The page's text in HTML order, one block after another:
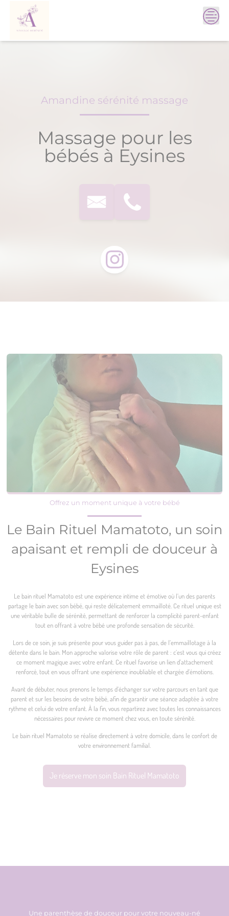
content
Amandine sérénité massage
Massage pour les
bébés à Eysines
Offrez un moment unique à votre bébé
Le Bain Rituel Mamatoto, un soin
apaisant et rempli de douceur à
Eysines
Le bain rituel Mamatoto est une expérience intime et émotive où l’un des parents
partage le bain avec son bébé, qui reste délicatement emmailloté. Ce rituel unique est
une véritable bulle de sérénité, permettant de renforcer la complicité parent-enfant
tout en offrant à votre bébé une profonde sensation de sécurité.
Lors de ce soin, je suis présente pour vous guider pas à pas, de l’emmaillotage à la
détente dans le bain. Mon approche valorise votre rôle de parent : c’est vous qui créez
ce moment magique avec votre enfant. Ce rituel favorise un lien d’attachement
renforcé, tout en vous offrant une expérience inoubliable et chargée d’émotions.
Avant de débuter, nous prenons le temps d’échanger sur votre parcours en tant que
parent et sur les besoins de votre bébé, afin de garantir une séance adaptée à votre
rythme et celui de votre enfant. À la fin, vous repartirez avec toutes les connaissances
nécessaires pour revivre ce moment chez vous, en toute sérénité.
Le bain rituel Mamatoto se réalise directement à votre domicile, dans le confort de
votre environnement familial.
Je réserve mon soin Bain Rituel Mamatoto
Une parenthèse de douceur pour votre nouveau-né